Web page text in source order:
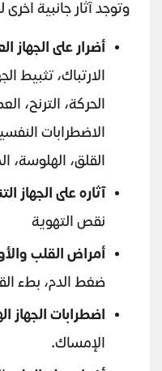
وتوجد آثار جانبية اخرى
أضرار على الجهاز
الارتباك، تثبيط
الحركة، الترنح،
الاضطرابات
القلق، الهلوسة،
آثاره على الجهاز
نقص التهوية
أمراض القلب
ضغط الدم، بطء
اضطرابات الجهاز
الإمساك.